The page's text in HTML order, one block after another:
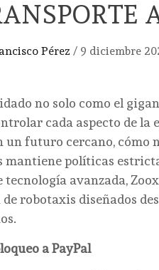
Pérez / 9 diciembre
no solo como el
cada aspecto de la
un futuro cercano, cómo
políticas
tecnología avanzada,
robotaxis diseñados
a PayPal